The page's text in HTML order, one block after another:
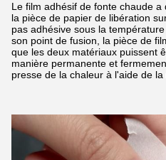
Le film adhésif de fonte chaude
la pièce de papier de libération
pas adhésive sous la
son point de fusion, la pièce de
que les deux matériaux puissent
manière permanente et
presse de la chaleur à l'aide de